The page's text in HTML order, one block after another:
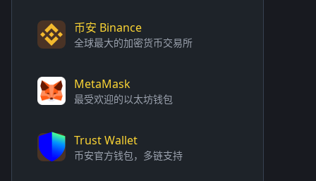
币安 Binance
全球最大的加密货币交易所
MetaMask
最受欢迎的以太坊钱包
Trust Wallet
币安官方钱包，多链支持